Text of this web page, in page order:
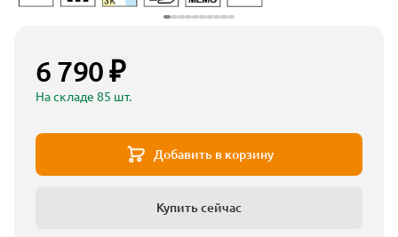
6 790 ₽
На складе 85 шт.
Добавить в корзину
Купить сейчас